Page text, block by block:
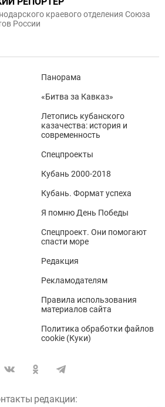
краевого отделения Союза
России
Панорама
«Битва за Кавказ»
Летопись кубанского
казачества: история и
современность
Спецпроекты
Кубань 2000-2018
Кубань. Формат успеха
Я помню День Победы
Спецпроект. Они помогают
спасти море
Редакция
Рекламодателям
Правила использования
материалов сайта
Политика обработки файлов
cookie (Куки)
редакции: